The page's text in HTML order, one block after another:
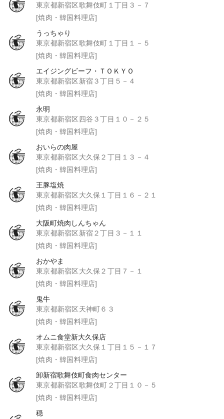
東京都新宿区歌舞伎町１丁目３－７
[焼肉・韓国料理店]
うっちゃり
東京都新宿区歌舞伎町１丁目１－５
[焼肉・韓国料理店]
エイジングビーフ・ＴＯＫＹＯ
東京都新宿区新宿３丁目５－４
[焼肉・韓国料理店]
永明
東京都新宿区四谷３丁目１０－２５
[焼肉・韓国料理店]
おいらの肉屋
東京都新宿区大久保２丁目１３－４
[焼肉・韓国料理店]
王豚塩焼
東京都新宿区大久保１丁目１６－２１
[焼肉・韓国料理店]
大阪町焼肉しんちゃん
東京都新宿区新宿２丁目３－１１
[焼肉・韓国料理店]
おかやま
東京都新宿区大久保２丁目７－１
[焼肉・韓国料理店]
鬼牛
東京都新宿区天神町６３
[焼肉・韓国料理店]
オムニ食堂新大久保店
東京都新宿区大久保１丁目１５－１７
[焼肉・韓国料理店]
卸新宿歌舞伎町食肉センター
東京都新宿区歌舞伎町２丁目１０－５
[焼肉・韓国料理店]
穏